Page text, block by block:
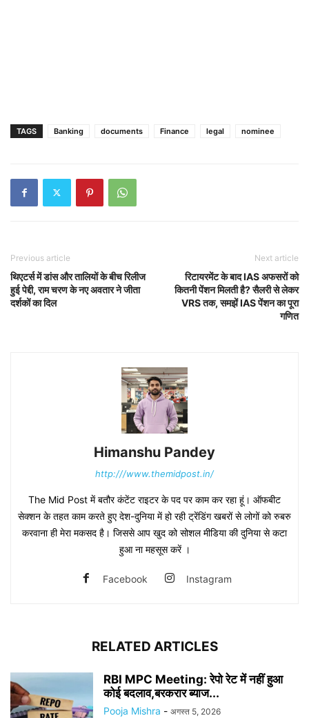
TAGS Banking documents Finance legal nominee
Previous article
थिएटर्स में डांस और तालियों के बीच रिलीज
हुई पेद्दी, राम चरण के नए अवतार ने जीता
दर्शकों का दिल
Next article
रिटायरमेंट के बाद IAS अफसरों को
कितनी पेंशन मिलती है? सैलरी से लेकर
VRS तक, समझें IAS पेंशन का पूरा
गणित
Himanshu Pandey
http:///www.themidpost.in/
The Mid Post में बतौर कंटेंट राइटर के पद पर काम कर रहा हूं। ऑफबीट
सेक्शन के तहत काम करते हुए देश-दुनिया में हो रही ट्रेंडिंग खबरों से लोगों को रुबरु
करवाना ही मेरा मकसद है। जिससे आप खुद को सोशल मीडिया की दुनिया से कटा
हुआ ना महसूस करें ।
Facebook Instagram
RELATED ARTICLES
RBI MPC Meeting: रेपो रेट में नहीं हुआ
कोई बदलाव,बरकरार ब्याज...
Pooja Mishra - अगस्त 5, 2026